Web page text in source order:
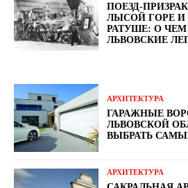
ПОЕЗД-
ЛЫСОЙ ГОРЕ И
РАТУШЕ: О
ЛЬВОВСКИЕ
АРХИТЕКТУРА
ГАРАЖНЫЕ
ЛЬВОВСКОЙ
ВЫБРАТЬ
АРХИТЕКТУРА